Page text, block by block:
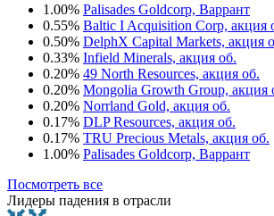
1.00% Palisades Goldcorp, Варрант
0.55% Baltic I Acquisition Corp, акция
0.50% DelphX Capital Markets, акция
0.33% Infield Minerals, акция об.
0.20% 49 North Resources, акция об.
0.20% Mongolia Growth Group, акция
0.20% Norrland Gold, акция об.
0.17% DLP Resources, акция об.
0.17% TRU Precious Metals, акция об.
1.00% Palisades Goldcorp, Варрант
Посмотреть все
Лидеры падения в отрасли